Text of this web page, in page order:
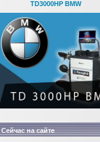
TD3000HP BMW
Сейчас на сайте